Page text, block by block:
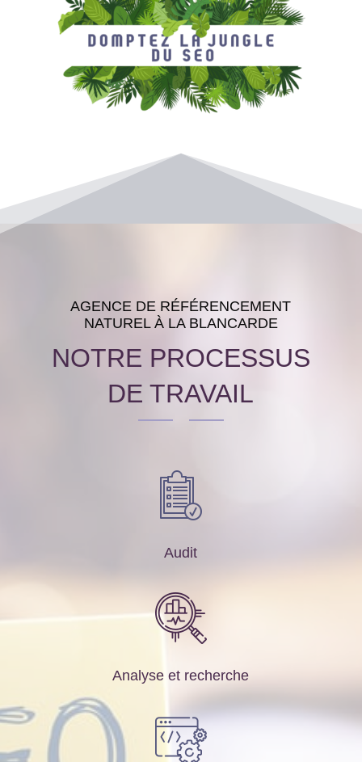
AGENCE DE RÉFÉRENCEMENT
NATUREL À LA BLANCARDE
NOTRE PROCESSUS
DE TRAVAIL
Audit
Analyse et recherche